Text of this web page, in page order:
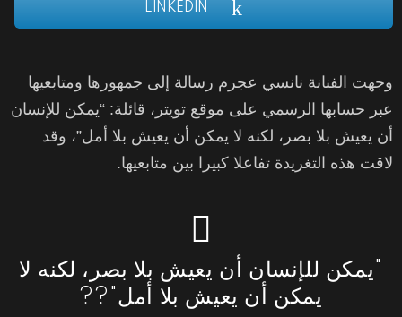
LINKEDIN
وجهت الفنانة نانسي عجرم رسالة إلى جمهورها ومتابعيها
عبر حسابها الرسمي على موقع تويتر، قائلة: “يمكن للإنسان
أن يعيش بلا بصر، لكنه لا يمكن أن يعيش بلا أمل”، وقد
لاقت هذه التغريدة تفاعلا كبيرا بين متابعيها.
"يمكن للإنسان أن يعيش بلا بصر، لكنه لا
يمكن أن يعيش بلا أمل"??